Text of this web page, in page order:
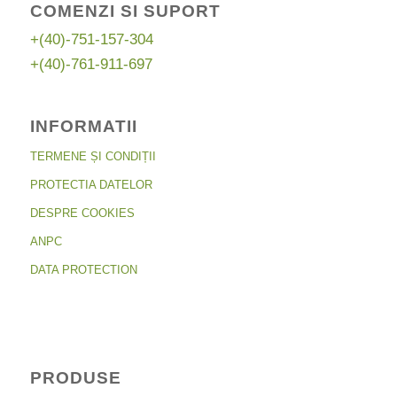
COMENZI SI SUPORT
+(40)-751-157-304
+(40)-761-911-697
INFORMATII
TERMENE ȘI CONDIȚII
PROTECTIA DATELOR
DESPRE COOKIES
ANPC
DATA PROTECTION
PRODUSE